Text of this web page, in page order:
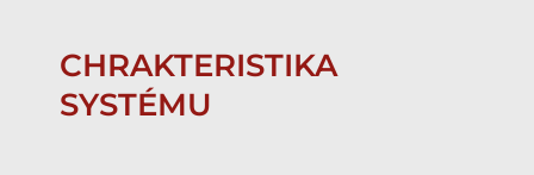
CHRAKTERISTIKA
SYSTÉMU